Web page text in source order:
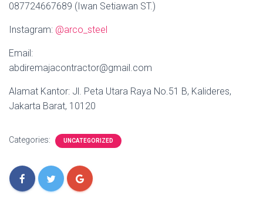
087724667689 (Iwan Setiawan ST.)
Instagram: @arco_steel
Email:
abdiremajacontractor@gmail.com
Alamat Kantor: Jl. Peta Utara Raya No.51 B, Kalideres,
Jakarta Barat, 10120
Categories: UNCATEGORIZED